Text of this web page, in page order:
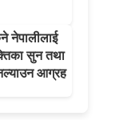
नेपालीलाई
सुन तथा
आग्रह